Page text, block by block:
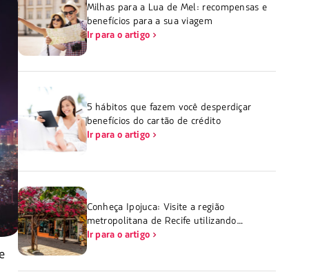
Milhas para a Lua de Mel: recompensas e
benefícios para a sua viagem
Ir para o artigo
5 hábitos que fazem você desperdiçar
benefícios do cartão de crédito
Ir para o artigo
Conheça Ipojuca: Visite a região
metropolitana de Recife utilizando
milhas
Ir para o artigo